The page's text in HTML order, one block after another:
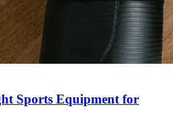
Sports Equipment for